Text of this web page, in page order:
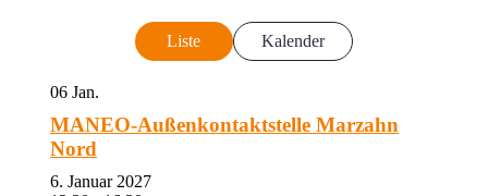
Liste Kalender
06 Jan.
MANEO-Außenkontaktstelle Marzahn
Nord
6. Januar 2027